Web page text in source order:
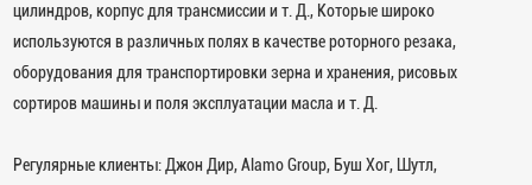
цилиндров, корпус для трансмиссии и т. Д., Которые широко
используются в различных полях в качестве роторного резака,
оборудования для транспортировки зерна и хранения, рисовых
сортиров машины и поля эксплуатации масла и т. Д.
Регулярные клиенты: Джон Дир, Alamo Group, Буш Хог, Шутл,